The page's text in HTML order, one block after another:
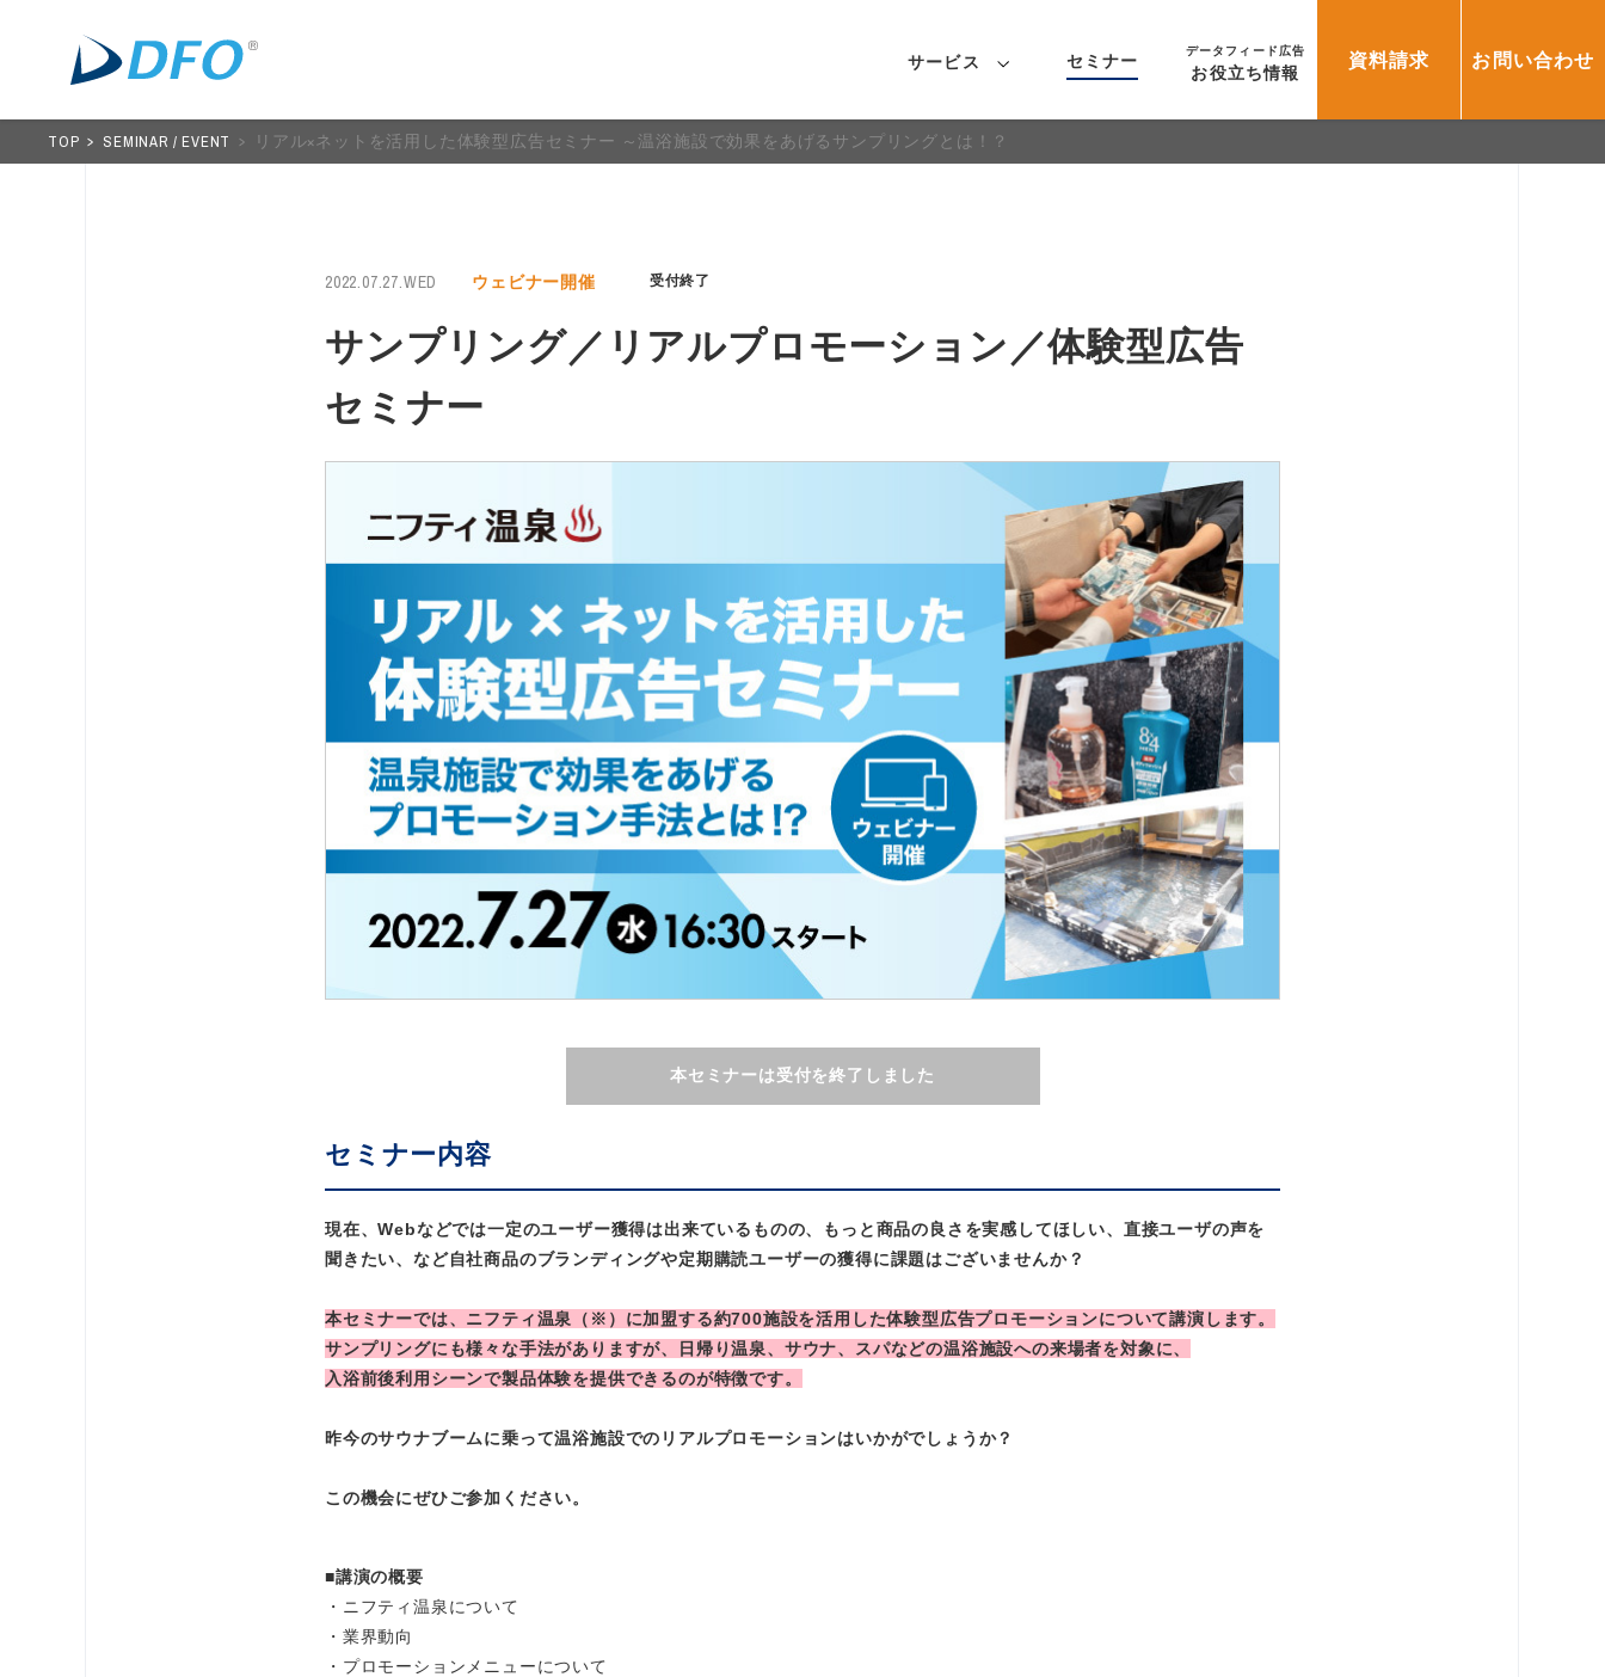
サービス セミナー
データフィード広告
お役立ち情報 資料請求 お問い合わせ
TOP SEMINAR / EVENT リアル×ネットを活用した体験型広告セミナー ～温浴施設で効果をあげるサンプリングとは！？
2022.07.27.WED ウェビナー開催 受付終了
サンプリング／リアルプロモーション／体験型広告
セミナー
本セミナーは受付を終了しました
セミナー内容
現在、Webなどでは一定のユーザー獲得は出来ているものの、もっと商品の良さを実感してほしい、直接ユーザの声を
聞きたい、など自社商品のブランディングや定期購読ユーザーの獲得に課題はございませんか？
本セミナーでは、ニフティ温泉（※）に加盟する約700施設を活用した体験型広告プロモーションについて講演します。
サンプリングにも様々な手法がありますが、日帰り温泉、サウナ、スパなどの温浴施設への来場者を対象に、
入浴前後利用シーンで製品体験を提供できるのが特徴です。
昨今のサウナブームに乗って温浴施設でのリアルプロモーションはいかがでしょうか？
この機会にぜひご参加ください。
■講演の概要
・ニフティ温泉について
・業界動向
・プロモーションメニューについて